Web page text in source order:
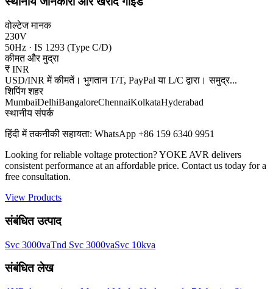
वोल्टेज मानक
230V
50Hz · IS 1293 (Type C/D)
कीमत और मुद्रा
₹ INR
USD/INR में कीमतें। भुगतान T/T, PayPal या L/C द्वारा। समुद्र...
शिपिंग शहर
MumbaiDelhiBangaloreChennaiKolkataHyderabad
स्थानीय संपर्क
हिंदी में तकनीकी सहायता: WhatsApp +86 159 6340 9951
Looking for reliable voltage protection? YOKE AVR delivers
consistent performance at an affordable price. Contact us today for a
free consultation.
View Products
संबंधित उत्पाद
Svc 3000vaTnd Svc 3000vaSvc 10kva
संबंधित लेख